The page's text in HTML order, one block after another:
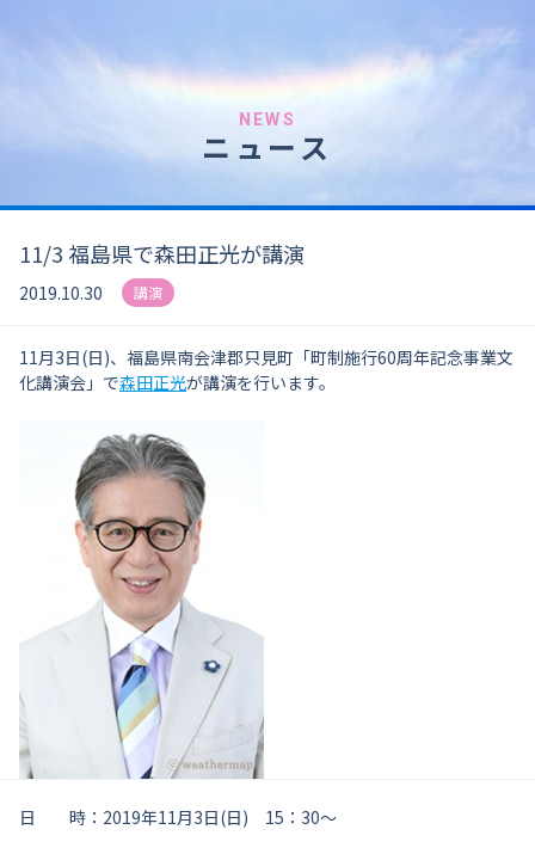
NEWS
ニュース
11/3 福島県で森田正光が講演
2019.10.30 講演
11月3日(日)、福島県南会津郡只見町「町制施行60周年記念事業文
化講演会」で森田正光が講演を行います。
日 時：2019年11月3日(日) 15：30～